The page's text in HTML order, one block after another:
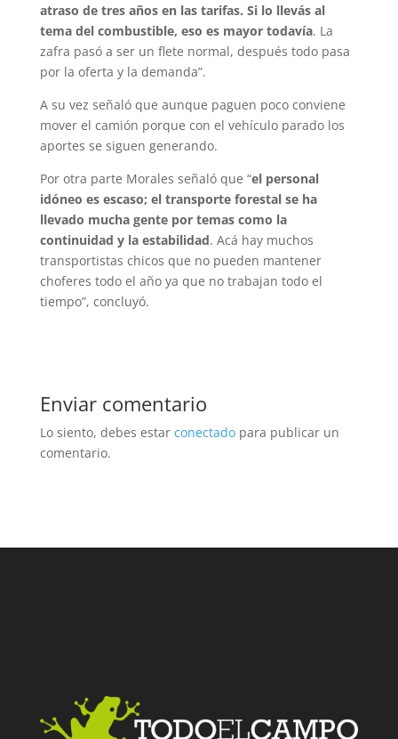
atraso de tres años en las tarifas. Si lo llevás al
tema del combustible, eso es mayor todavía. La
zafra pasó a ser un flete normal, después todo pasa
por la oferta y la demanda”.
A su vez señaló que aunque paguen poco conviene
mover el camión porque con el vehículo parado los
aportes se siguen generando.
Por otra parte Morales señaló que “el personal
idóneo es escaso; el transporte forestal se ha
llevado mucha gente por temas como la
continuidad y la estabilidad. Acá hay muchos
transportistas chicos que no pueden mantener
choferes todo el año ya que no trabajan todo el
tiempo”, concluyó.
Enviar comentario
Lo siento, debes estar conectadopara publicar un
comentario.
Facebook